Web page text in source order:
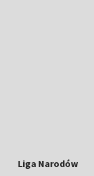
Liga Narodów